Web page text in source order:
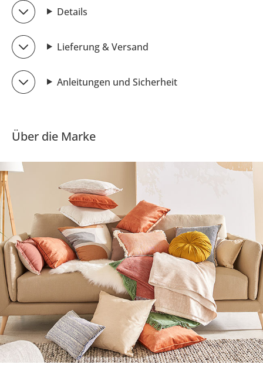
Details
Lieferung & Versand
Anleitungen und Sicherheit
Über die Marke